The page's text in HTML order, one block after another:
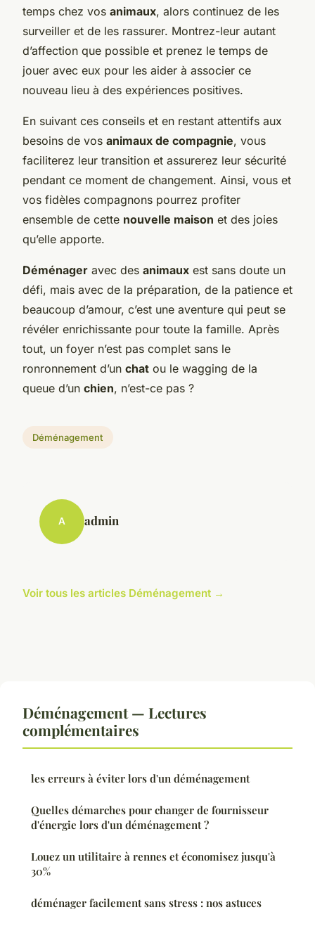
temps chez vos animaux, alors continuez de les
surveiller et de les rassurer. Montrez-leur autant
d’affection que possible et prenez le temps de
jouer avec eux pour les aider à associer ce
nouveau lieu à des expériences positives.
En suivant ces conseils et en restant attentifs aux
besoins de vos animaux de compagnie, vous
faciliterez leur transition et assurerez leur sécurité
pendant ce moment de changement. Ainsi, vous et
vos fidèles compagnons pourrez profiter
ensemble de cette nouvelle maison et des joies
qu’elle apporte.
Déménager avec des animaux est sans doute un
défi, mais avec de la préparation, de la patience et
beaucoup d’amour, c’est une aventure qui peut se
révéler enrichissante pour toute la famille. Après
tout, un foyer n’est pas complet sans le
ronronnement d’un chat ou le wagging de la
queue d’un chien, n’est-ce pas ?
Déménagement
A admin
Voir tous les articles Déménagement →
Déménagement — Lectures
complémentaires
les erreurs à éviter lors d'un déménagement
Quelles démarches pour changer de fournisseur
d'énergie lors d'un déménagement ?
Louez un utilitaire à rennes et économisez jusqu'à
30%
déménager facilement sans stress : nos astuces